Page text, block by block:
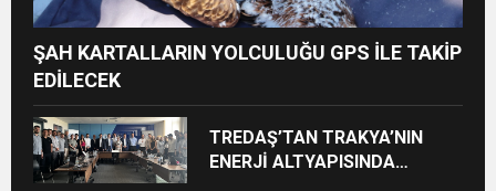
ŞAH KARTALLARIN YOLCULUĞU GPS İLE TAKİP
EDİLECEK
TREDAŞ’TAN TRAKYA’NIN
ENERJİ ALTYAPISINDA